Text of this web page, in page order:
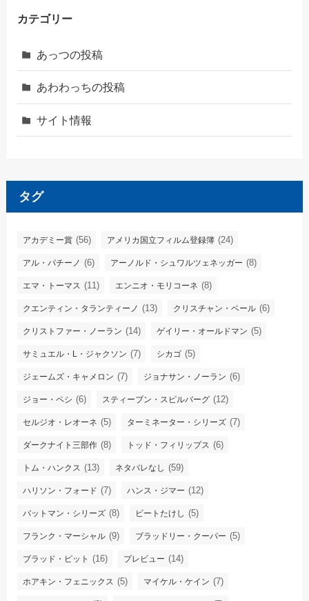
カテゴリー
あっつの投稿
あわわっちの投稿
サイト情報
タグ
アカデミー賞 (56) アメリカ国立フィルム登録簿 (24)
アル・パチーノ (6) アーノルド・シュワルツェネッガー (8)
エマ・トーマス (11) エンニオ・モリコーネ (8)
クエンティン・タランティーノ (13) クリスチャン・ベール (6)
クリストファー・ノーラン (14) ゲイリー・オールドマン (5)
サミュエル・L・ジャクソン (7) シカゴ (5)
ジェームズ・キャメロン (7) ジョナサン・ノーラン (6)
ジョー・ペシ (6) スティーブン・スピルバーグ (12)
セルジオ・レオーネ (5) ターミネーター・シリーズ (7)
ダークナイト三部作 (8) トッド・フィリップス (6)
トム・ハンクス (13) ネタバレなし (59)
ハリソン・フォード (7) ハンス・ジマー (12)
バットマン・シリーズ (8) ビートたけし (5)
フランク・マーシャル (9) ブラッドリー・クーパー (5)
ブラッド・ピット (16) プレビュー (14)
ホアキン・フェニックス (5) マイケル・ケイン (7)